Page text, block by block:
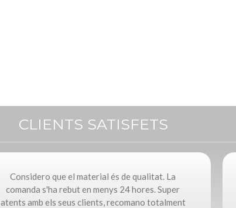
CLIENTS SATISFETS
Considero que el material és de qualitat. La
comanda s'ha rebut en menys 24 hores. Super
atents amb els seus clients, recomano totalment